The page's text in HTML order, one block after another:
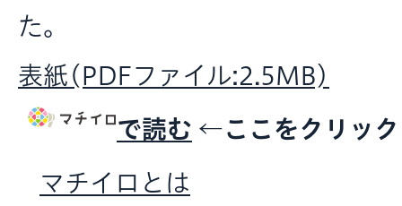
た。
表紙(PDFファイル:2.5MB)
で読む ←ここをクリッ
マチイロとは